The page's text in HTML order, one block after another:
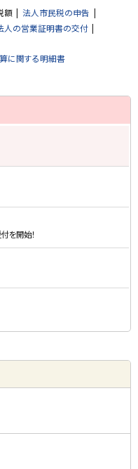
額
法人市民税の申告
人の営業証明書の交付
に関する明細書
を開始！